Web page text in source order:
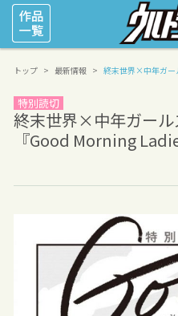
トップ 最新情報 終末世界×中年ガー
特別読切
終末世界×中年ガー
『Good Morning